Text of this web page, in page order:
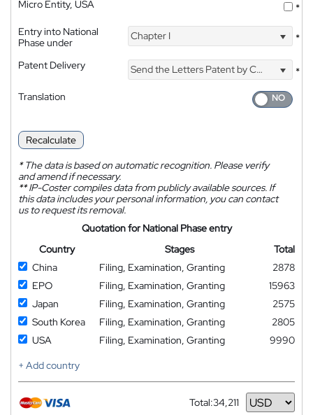
Micro Entity, USA
*
Entry into National
Phase under
Chapter I *
Patent Delivery Send the Letters Patent by Courier
*
Translation
Recalculate
*The data is based on automatic recognition. Please verify
and amend if necessary.
**IP-Coster compiles data from publicly available sources. If
this data includes your personal information, you can contact
us to request its removal.
Quotation for National Phase entry
Country
Stages
Total
China
Filing, Examination, Granting
2878
EPO
Filing, Examination, Granting
15963
Japan
Filing, Examination, Granting
2575
South Korea
Filing, Examination, Granting
2805
USA
Filing, Examination, Granting
9990
+ Add country
Total:34,211
Currency